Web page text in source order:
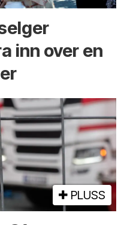
inn over en
PLUSS